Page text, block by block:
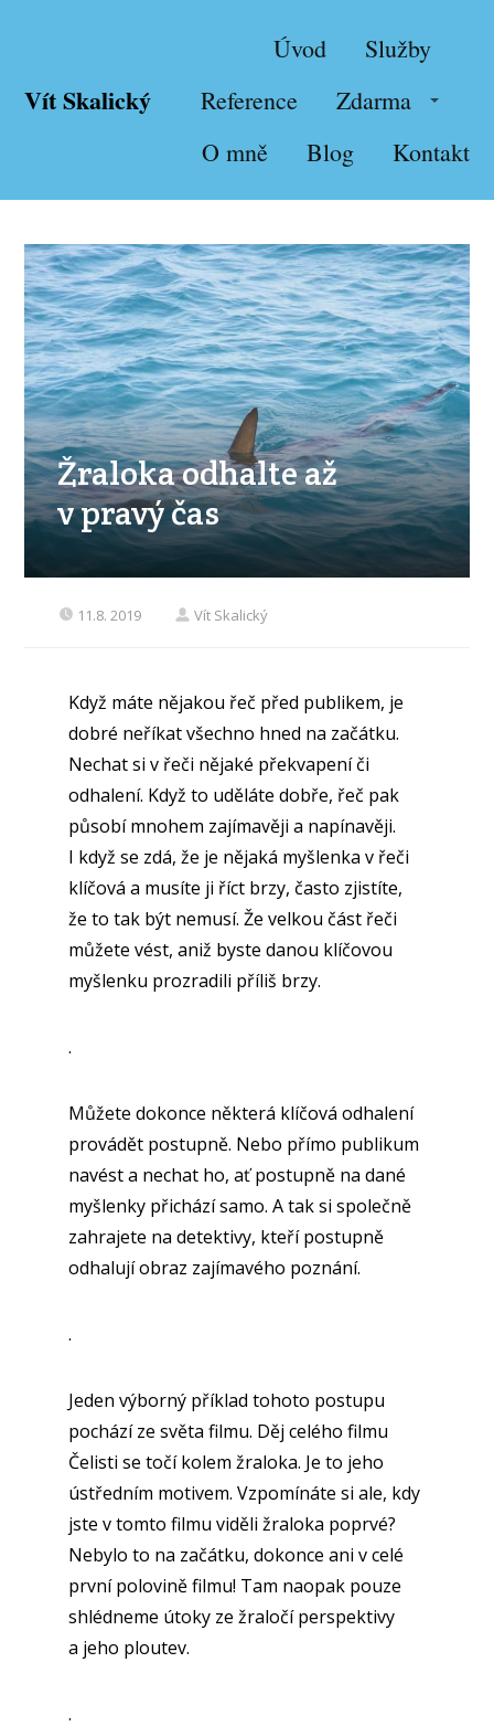
Vít Skalický
Úvod
Služby
Reference
Zdarma
O mně
Blog Kontakt
Žraloka odhalte až
v pravý čas
11.8. 2019 Vít Skalický
Když máte nějakou řeč před publikem, je
dobré neříkat všechno hned na začátku.
Nechat si v řeči nějaké překvapení či
odhalení. Když to uděláte dobře, řeč pak
působí mnohem zajímavěji a napínavěji.
I když se zdá, že je nějaká myšlenka v řeči
klíčová a musíte ji říct brzy, často zjistíte,
že to tak být nemusí. Že velkou část řeči
můžete vést, aniž byste danou klíčovou
myšlenku prozradili příliš brzy.
.
Můžete dokonce některá klíčová odhalení
provádět postupně. Nebo přímo publikum
navést a nechat ho, ať postupně na dané
myšlenky přichází samo. A tak si společně
zahrajete na detektivy, kteří postupně
odhalují obraz zajímavého poznání.
.
Jeden výborný příklad tohoto postupu
pochází ze světa filmu. Děj celého filmu
Čelisti se točí kolem žraloka. Je to jeho
ústředním motivem. Vzpomínáte si ale, kdy
jste v tomto filmu viděli žraloka poprvé?
Nebylo to na začátku, dokonce ani v celé
první polovině filmu! Tam naopak pouze
shlédneme útoky ze žraločí perspektivy
a jeho ploutev.
.